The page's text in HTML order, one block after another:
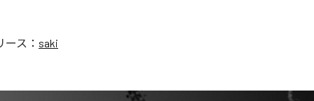
ース： saki